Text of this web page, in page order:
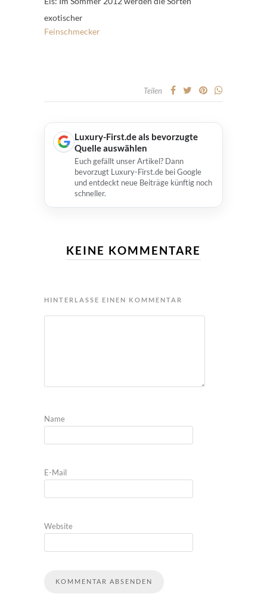
exotischer
Feinschmecker
Teilen
Luxury-First.de als bevorzugte
Quelle auswählen
Euch gefällt unser Artikel? Dann
bevorzugt Luxury-First.de bei Google
und entdeckt neue Beiträge künftig noch
schneller.
KEINE KOMMENTARE
HINTERLASSE EINEN KOMMENTAR
Name
E-Mail
Website